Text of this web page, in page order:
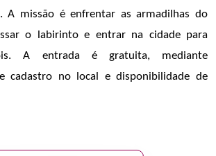
A missão é enfrentar as armadilhas do
o labirinto e entrar na cidade para
A entrada é gratuita, mediante
cadastro no local e disponibilidade de